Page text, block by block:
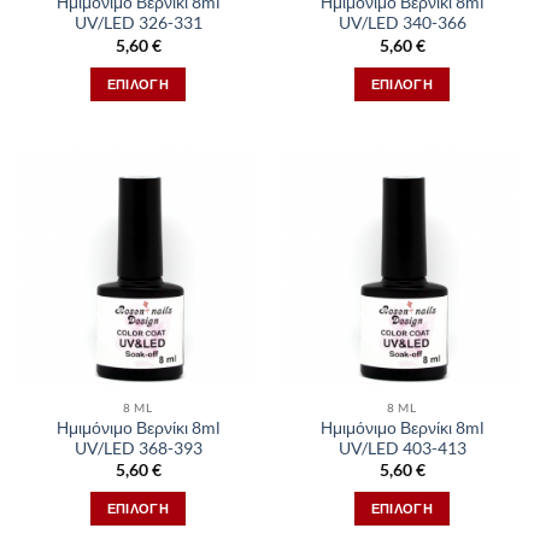
του
προϊόντος
του
προϊόντος
UV/LED 326-331
5,60€
ΕΠΙΛΟΓΉ
πολλαπλές
παραλλαγές.
επιλογές
μπορούν
να
επιλεγούν
σελίδα
του
προϊόντος
UV/LED 340-366
5,60€
ΕΠΙΛΟΓΉ
πολλαπλές
παραλλαγές.
επιλογές
μπορούν
να
επιλεγούν
σελίδα
του
προϊόντος
8 ML
Ημιμόνιμο Βερνίκι 8ml
UV/LED 368-393
5,60€
ΕΠΙΛΟΓΉ
8 ML
Ημιμόνιμο Βερνίκι 8ml
UV/LED 403-413
5,60€
ΕΠΙΛΟΓΉ